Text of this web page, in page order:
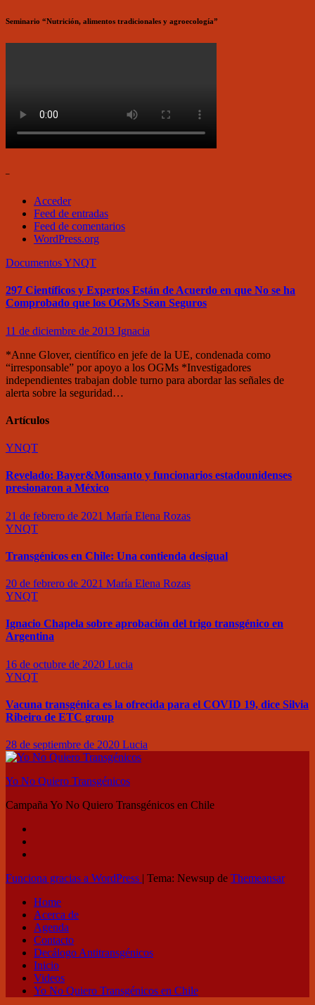
Seminario “Nutrición, alimentos tradicionales y agroecología”
–
Acceder
Feed de entradas
Feed de comentarios
WordPress.org
DocumentosYNQT
297 Científicos y Expertos Están de Acuerdo en que No se ha
Comprobado que los OGMs Sean Seguros
11 de diciembre de 2013 Ignacia
*Anne Glover, científico en jefe de la UE, condenada como
“irresponsable” por apoyo a los OGMs *Investigadores
independientes trabajan doble turno para abordar las señales de
alerta sobre la seguridad…
Artículos
YNQT
Revelado: Bayer&Monsanto y funcionarios estadounidenses
presionaron a México
21 de febrero de 2021 María Elena Rozas
YNQT
Transgénicos en Chile: Una contienda desigual
20 de febrero de 2021 María Elena Rozas
YNQT
Ignacio Chapela sobre aprobación del trigo transgénico en
Argentina
16 de octubre de 2020 Lucia
YNQT
Vacuna transgénica es la ofrecida para el COVID 19, dice Silvia
Ribeiro de ETC group
28 de septiembre de 2020 Lucia
Yo No Quiero Transgénicos
Campaña Yo No Quiero Transgénicos en Chile
Funciona gracias a WordPress | Tema: Newsup de Themeansar
Home
Acerca de
Agenda
Contacto
Decálogo Antitransgénicos
Inicio
Videos
Yo No Quiero Transgénicos en Chile